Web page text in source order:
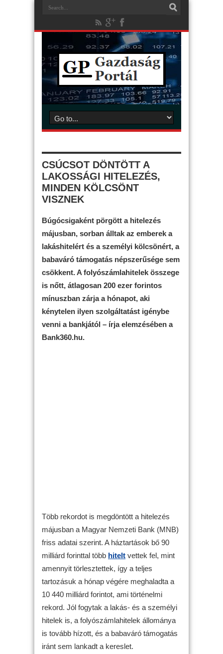
CSÚCSOT DÖNTÖTT A
LAKOSSÁGI HITELEZÉS,
MINDEN KÖLCSÖNT
VISZNEK
Búgócsigaként pörgött a hitelezés
májusban, sorban álltak az emberek a
lakáshitelért és a személyi kölcsönért, a
babaváró támogatás népszerűsége sem
csökkent. A folyószámlahitelek összege
is nőtt, átlagosan 200 ezer forintos
mínuszban zárja a hónapot, aki
kénytelen ilyen szolgáltatást igénybe
venni a bankjától – írja elemzésében a
Bank360.hu.
Több rekordot is megdöntött a hitelezés
májusban a Magyar Nemzeti Bank (MNB)
friss adatai szerint. A háztartások bő 90
milliárd forinttal több hitelt vettek fel, mint
amennyit törlesztettek, így a teljes
tartozásuk a hónap végére meghaladta a
10 440 milliárd forintot, ami történelmi
rekord. Jól fogytak a lakás- és a személyi
hitelek is, a folyószámlahitelek állománya
is tovább hízott, és a babaváró támogatás
iránt sem lankadt a kereslet.